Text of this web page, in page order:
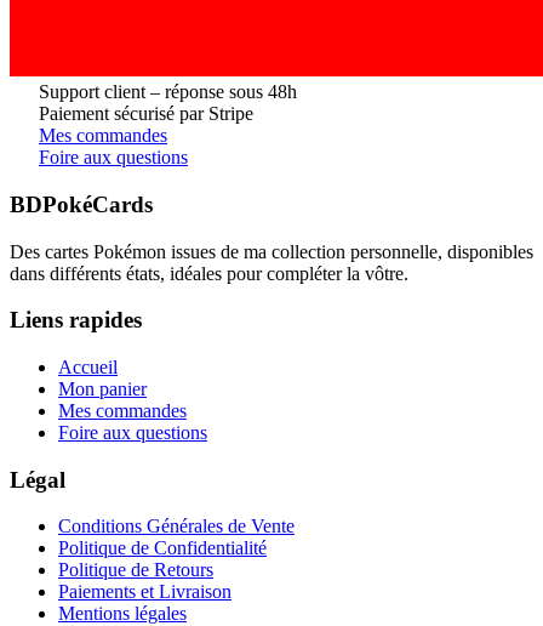
Support client – réponse sous 48h
Paiement sécurisé par Stripe
Mes commandes
Foire aux questions
BDPokéCards
Des cartes Pokémon issues de ma collection personnelle, disponibles
dans différents états, idéales pour compléter la vôtre.
Liens rapides
Accueil
Mon panier
Mes commandes
Foire aux questions
Légal
Conditions Générales de Vente
Politique de Confidentialité
Politique de Retours
Paiements et Livraison
Mentions légales